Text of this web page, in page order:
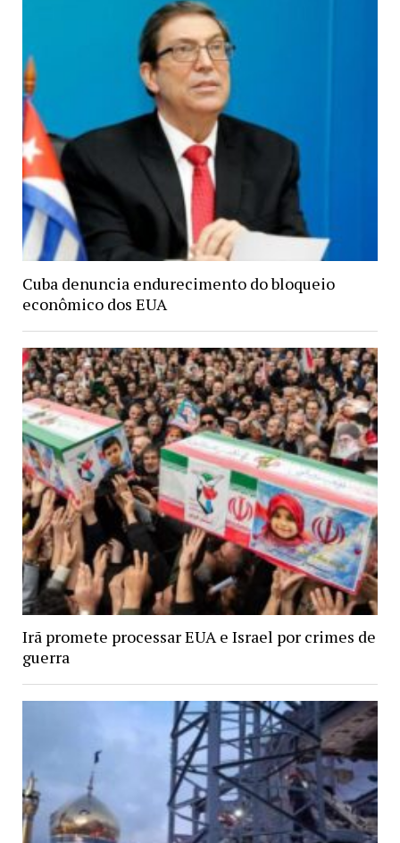
Cuba denuncia endurecimento do bloqueio
econômico dos EUA
Irã promete processar EUA e Israel por crimes de
guerra